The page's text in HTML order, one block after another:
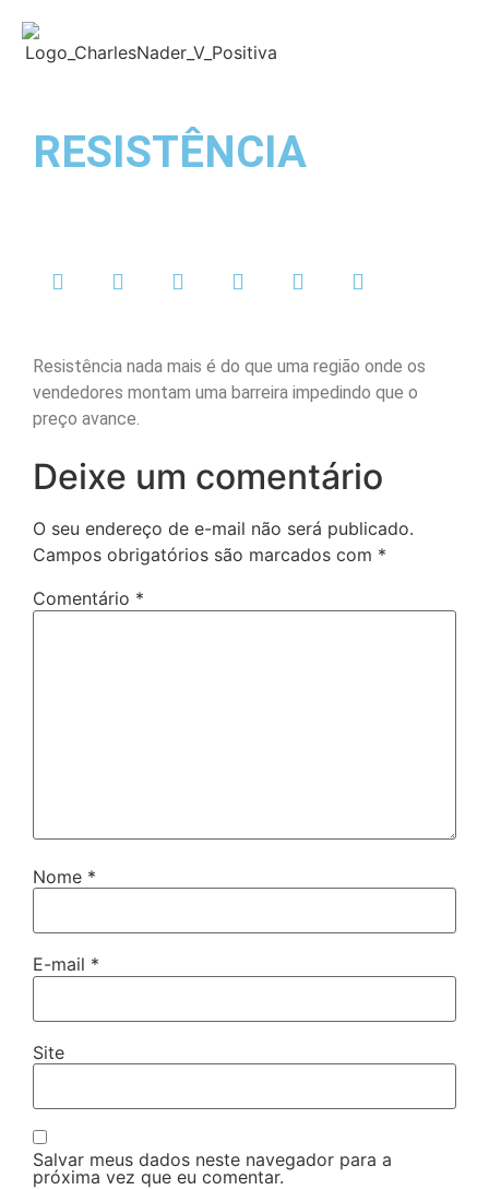
RESISTÊNCIA
Resistência nada mais é do que uma região onde os
vendedores montam uma barreira impedindo que o
preço avance.
Deixe um comentário
O seu endereço de e-mail não será publicado.
Campos obrigatórios são marcados com *
Comentário *
Nome *
E-mail *
Site
Salvar meus dados neste navegador para a
próxima vez que eu comentar.